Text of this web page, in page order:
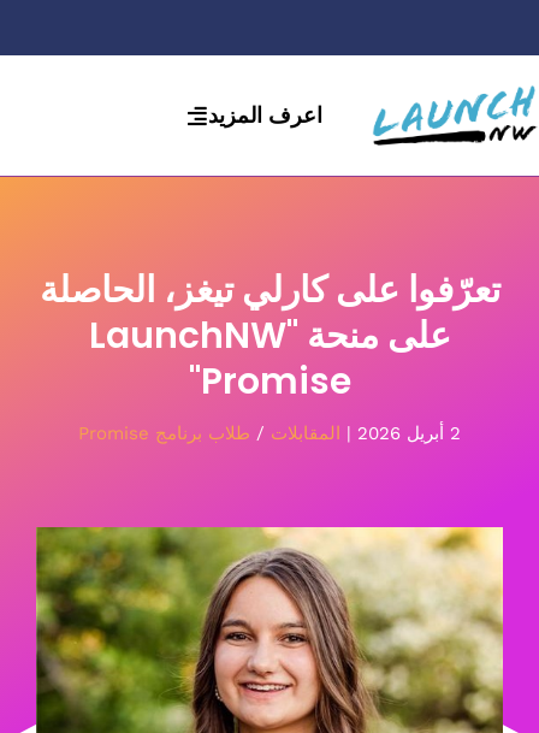
اعرف المزيد
تعرّفوا على كارلي تيغز، الحاصلة
على منحة "LaunchNW
Promise"
2 أبريل 2026 | المقابلات / طلاب برنامج Promise